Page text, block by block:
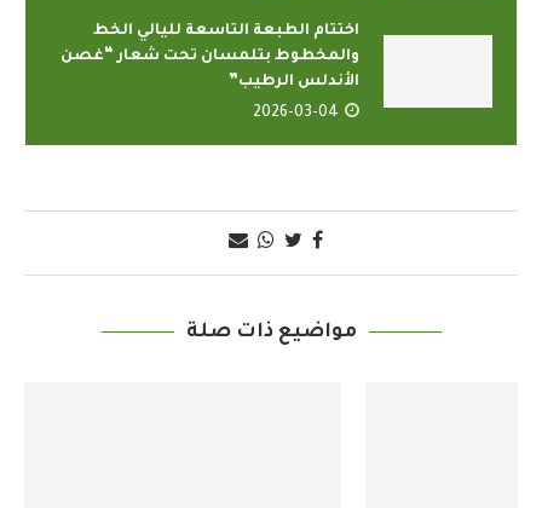
اختتام الطبعة التاسعة لليالي الخط
والمخطوط بتلمسان تحت شعار “غصن
الأندلس الرطيب”
2026-03-04
مواضيع ذات صلة